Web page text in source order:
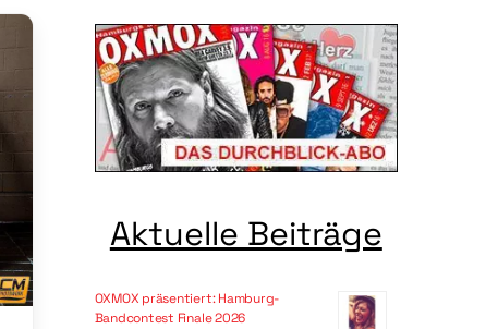
Aktuelle Beiträge
OXMOX präsentiert: Hamburg-
Bandcontest Finale 2026